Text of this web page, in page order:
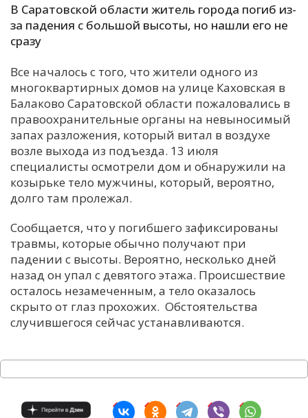
К
М
Н
Х
Ч
Я
В Саратовской области житель города погиб из-
за падения с большой высоты, но нашли его не
сразу
Все началось с того, что жители одного из
многоквартирных домов на улице Каховская в
Балаково Саратовской области пожаловались в
правоохранительные органы на невыносимый
запах разложения, который витал в воздухе
возле выхода из подъезда. 13 июля
специалисты осмотрели дом и обнаружили на
козырьке тело мужчины, который, вероятно,
долго там пролежал.
Сообщается, что у погибшего зафиксированы
травмы, которые обычно получают при
падении с высоты. Вероятно, несколько дней
назад он упал с девятого этажа. Происшествие
осталось незамеченным, а тело оказалось
скрыто от глаз прохожих. Обстоятельства
случившегося сейчас устанавливаются.